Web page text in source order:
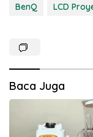
BenQ LCD
Baca Juga